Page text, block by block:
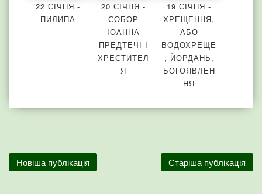
22 СІЧНЯ -
ПИЛИПА
20 СІЧНЯ -
СОБОР
ІОАННА
ПРЕДТЕЧІ І
ХРЕСТИТЕЛ
Я
19 СІЧНЯ -
ХРЕЩЕННЯ,
АБО
ВОДОХРЕЩЕ
, ЙОРДАНЬ,
БОГОЯВЛЕН
НЯ
Новіша публікація Старіша публікація